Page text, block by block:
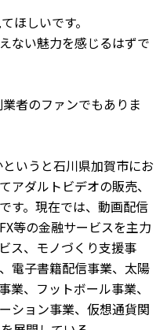
ほしいです。
ない魅力を感じるはずで
者のファンでもありま
いうと石川県加賀市にお
アダルトビデオの販売、
す。現在では、動画配信
等の金融サービスを主力
ス、モノづくり支援事
電子書籍配信事業、太陽
業、フットボール事業、
ション事業、仮想通貨関